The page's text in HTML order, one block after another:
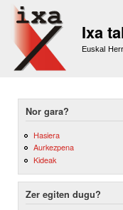
Ixa
Euskal
Nor gara?
Hasiera
Aurkezpena
Kideak
Zer egiten dugu?